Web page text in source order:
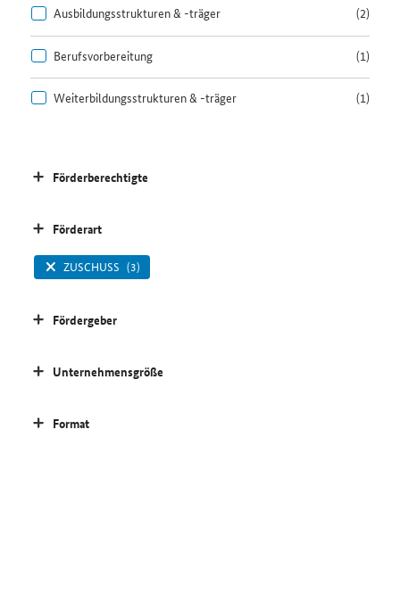
Ausbildungsstrukturen & -träger (2)
Berufsvorbereitung (1)
Weiterbildungsstrukturen & -träger (1)
Förderberechtigte
Förderart
ZUSCHUSS (3)
Fördergeber
Unternehmensgröße
Format